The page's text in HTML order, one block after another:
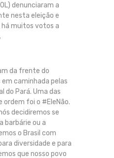
denunciaram a
nesta eleição e
muitos votos a
da frente do
em caminhada pelas
do Pará. Uma das
ordem foi o #EleNão.
decidiremos se
barbárie ou a
o Brasil com
diversidade e para
que nosso povo